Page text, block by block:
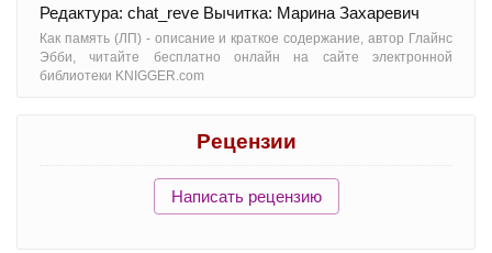
Редактура: chat_reve Вычитка: Марина Захаревич
Как память (ЛП) - oписание и краткое содержание, автор Глайнс
Эбби, читайте бесплатно онлайн на сайте электронной
библиотеки KNIGGER.com
Рецензии
Написать рецензию